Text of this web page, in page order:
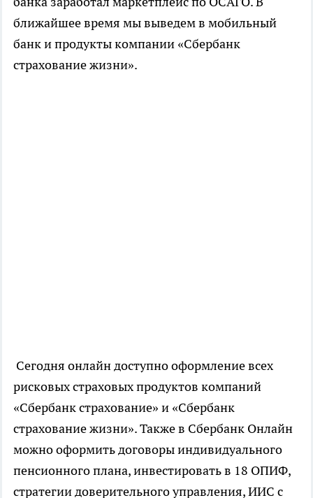
ближайшее время мы выведем в мобильный
банк и продукты компании «Сбербанк
страхование жизни».
Сегодня онлайн доступно оформление всех
рисковых страховых продуктов компаний
«Сбербанк страхование» и «Сбербанк
страхование жизни». Также в Сбербанк Онлайн
можно оформить договоры индивидуального
пенсионного плана, инвестировать в 18 ОПИФ,
стратегии доверительного управления, ИИС с